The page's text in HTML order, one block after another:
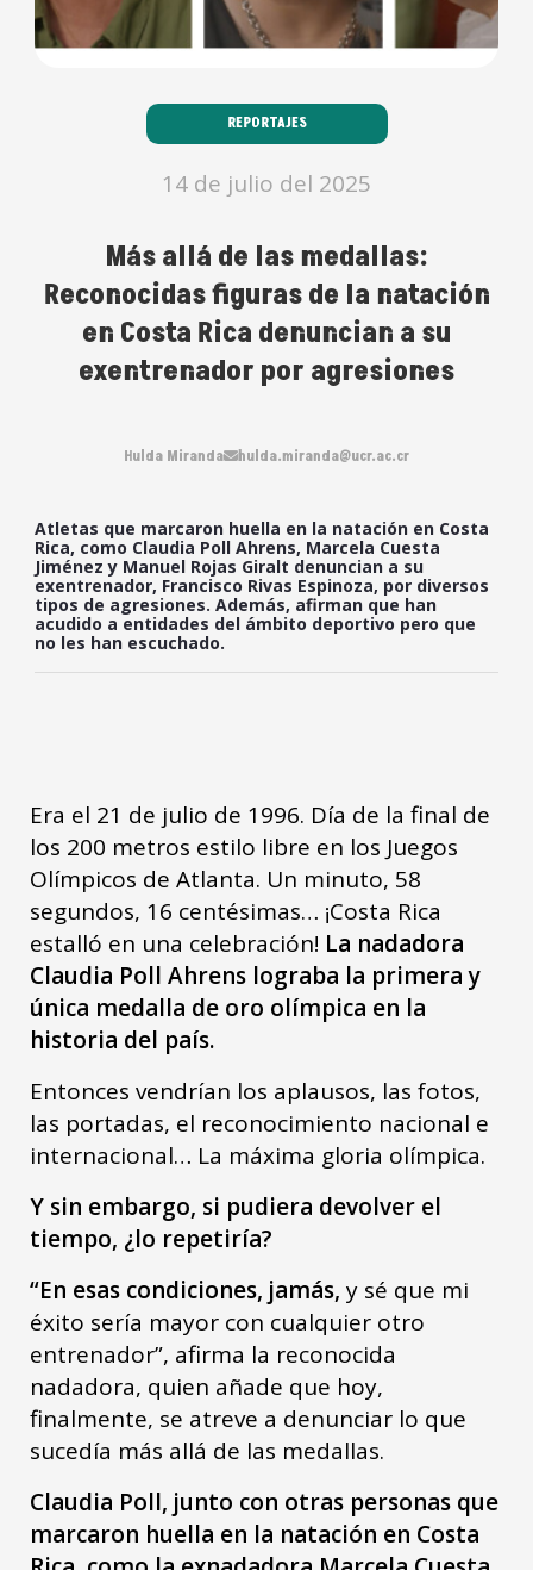
REPORTAJES
14 de julio del 2025
Más allá de las medallas:
Reconocidas figuras de la natación
en Costa Rica denuncian a su
exentrenador por agresiones
Hulda Miranda hulda.miranda@ucr.ac.cr
Atletas que marcaron huella en la natación en Costa
Rica, como Claudia Poll Ahrens, Marcela Cuesta
Jiménez y Manuel Rojas Giralt denuncian a su
exentrenador, Francisco Rivas Espinoza, por diversos
tipos de agresiones. Además, afirman que han
acudido a entidades del ámbito deportivo pero que
no les han escuchado.
Era el 21 de julio de 1996. Día de la final de
los 200 metros estilo libre en los Juegos
Olímpicos de Atlanta. Un minuto, 58
segundos, 16 centésimas… ¡Costa Rica
estalló en una celebración! La nadadora
Claudia Poll Ahrens lograba la primera y
única medalla de oro olímpica en la
historia del país.
Entonces vendrían los aplausos, las fotos,
las portadas, el reconocimiento nacional e
internacional… La máxima gloria olímpica.
Y sin embargo, si pudiera devolver el
tiempo, ¿lo repetiría?
“En esas condiciones, jamás, y sé que mi
éxito sería mayor con cualquier otro
entrenador”, afirma la reconocida
nadadora, quien añade que hoy,
finalmente, se atreve a denunciar lo que
sucedía más allá de las medallas.
Claudia Poll, junto con otras personas que
marcaron huella en la natación en Costa